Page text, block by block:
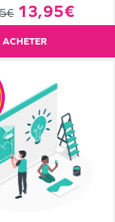
13,95€
ACHETER